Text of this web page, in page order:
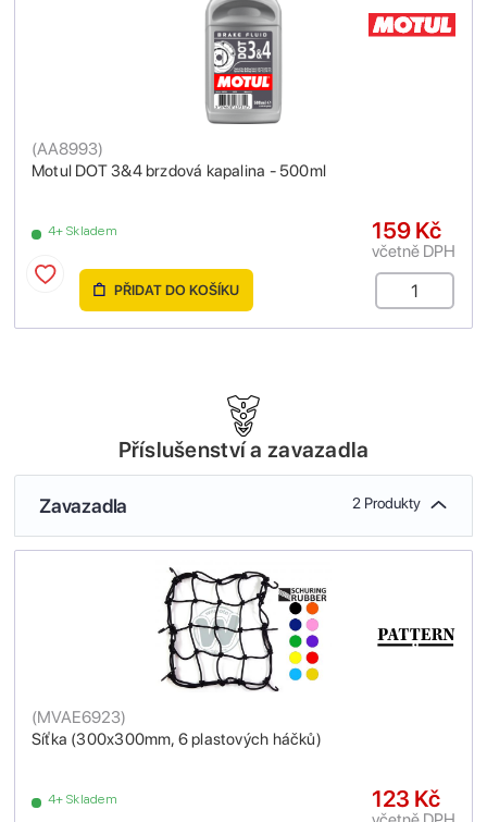
Motul DOT 3&4 brzdová kapalina - 500ml
(AA8993)
4+ Skladem 159 Kč
včetně DPH
PŘIDAT DO KOŠÍKU
Příslušenství a zavazadla
Zavazadla 2 Produkty
Síťka (300x300mm, 6 plastových háčků)
(MVAE6923)
4+ Skladem 123 Kč